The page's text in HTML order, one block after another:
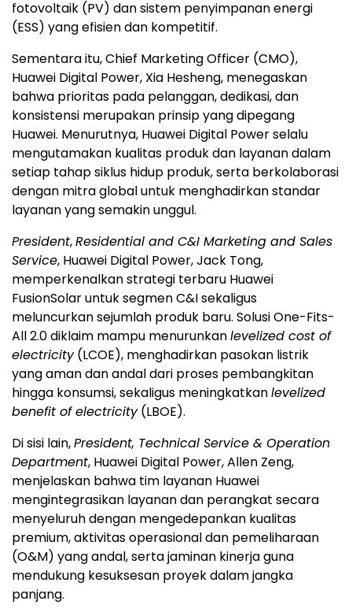
fotovoltaik (PV) dan sistem penyimpanan energi
(ESS) yang efisien dan kompetitif.
Sementara itu, Chief Marketing Officer (CMO),
Huawei Digital Power, Xia Hesheng, menegaskan
bahwa prioritas pada pelanggan, dedikasi, dan
konsistensi merupakan prinsip yang dipegang
Huawei. Menurutnya, Huawei Digital Power selalu
mengutamakan kualitas produk dan layanan dalam
setiap tahap siklus hidup produk, serta berkolaborasi
dengan mitra global untuk menghadirkan standar
layanan yang semakin unggul.
President,Residential and C&I Marketing and Sales
Service, Huawei Digital Power, Jack Tong,
memperkenalkan strategi terbaru Huawei
FusionSolar untuk segmen C&I sekaligus
meluncurkan sejumlah produk baru. Solusi One-Fits-
All 2.0 diklaim mampu menurunkanlevelized cost of
electricity(LCOE), menghadirkan pasokan listrik
yang aman dan andal dari proses pembangkitan
hingga konsumsi, sekaligus meningkatkanlevelized
benefit of electricity(LBOE).
Di sisi lain,President, Technical Service & Operation
Department, Huawei Digital Power, Allen Zeng,
menjelaskan bahwa tim layanan Huawei
mengintegrasikan layanan dan perangkat secara
menyeluruh dengan mengedepankan kualitas
premium, aktivitas operasional dan pemeliharaan
(O&M) yang andal, serta jaminan kinerja guna
mendukung kesuksesan proyek dalam jangka
panjang.